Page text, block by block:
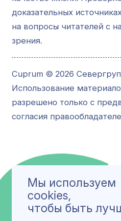
Мы используем
cookies,
чтобы быть
доказательных
на вопросы читателей с
зрения.
Cuprum © 2026
Использование
разрешено только с
согласия